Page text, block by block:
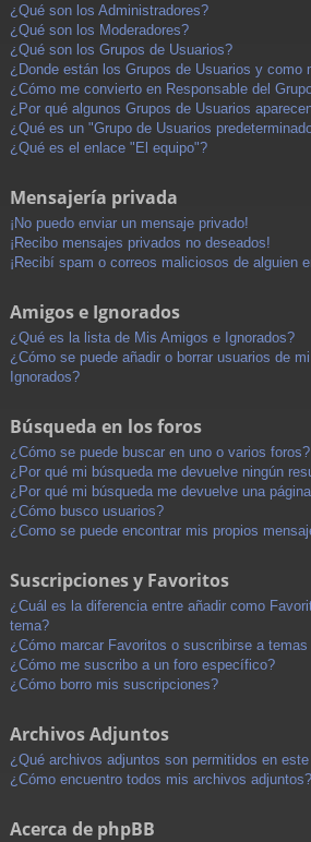
¿Qué son los Administradores?
¿Qué son los Moderadores?
¿Qué son los Grupos de Usuarios?
¿Donde están los Grupos de Usuarios y como
¿Cómo me convierto en Responsable del
¿Por qué algunos Grupos de Usuarios
¿Qué es un "Grupo de Usuarios
¿Qué es el enlace "El equipo"?
Mensajería privada
¡No puedo enviar un mensaje privado!
¡Recibo mensajes privados no deseados!
¡Recibí spam o correos maliciosos de alguien
Amigos e Ignorados
¿Qué es la lista de Mis Amigos e Ignorados?
¿Cómo se puede añadir o borrar usuarios de
Ignorados?
Búsqueda en los foros
¿Cómo se puede buscar en uno o varios foros?
¿Por qué mi búsqueda me devuelve ningún
¿Por qué mi búsqueda me devuelve una
¿Cómo busco usuarios?
¿Como se puede encontrar mis propios
Suscripciones y Favoritos
¿Cuál es la diferencia entre añadir como
tema?
¿Cómo marcar Favoritos o suscribirse a
¿Cómo me suscribo a un foro específico?
¿Cómo borro mis suscripciones?
Archivos Adjuntos
¿Qué archivos adjuntos son permitidos en
¿Cómo encuentro todos mis archivos adjuntos?
Acerca de phpBB